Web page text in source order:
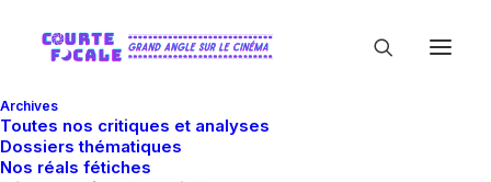
Archives
Toutes nos critiques et analyses
Dossiers thématiques
Nos réals fétiches